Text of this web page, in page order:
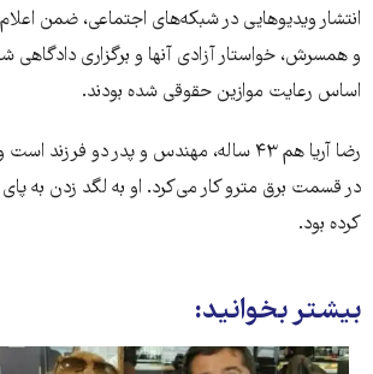
انتشار ویدیوهایی در شبکه‌های اجتماعی، ضمن
و همسرش، خواستار آزادی آنها و برگزاری دادگاهی
اساس رعایت موازین حقوقی شده بودند.
رضا آریا هم ۴۳ ساله، مهندس و پدر دو
در قسمت برق مترو کار می‌کرد. او به لگد زدن به
کرده بود.
بیشتر بخوانید: